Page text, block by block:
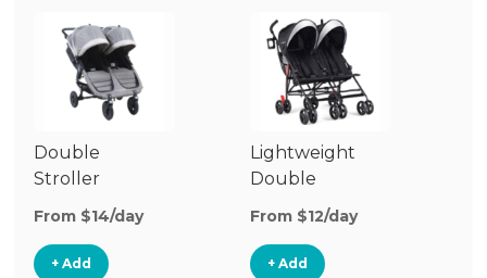
Double
Stroller
From $14/day
+ Add
Lightweight
Double
Stroller
From $12/day
+ Add